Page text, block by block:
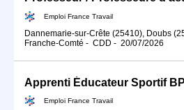
Emploi France Travail
Dannemarie-sur-Crête (25410), Doubs
Franche-Comté - CDD - 20/07/2026
Emploi France Travail